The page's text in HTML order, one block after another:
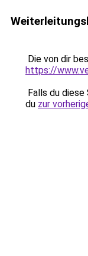
Die von dir
https://
Falls du
du zur